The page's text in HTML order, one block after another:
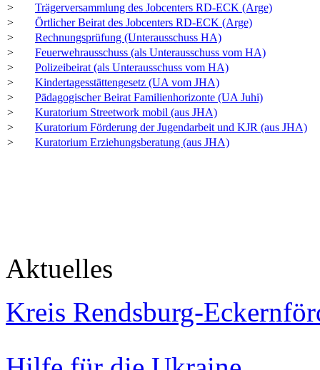
>
Trägerversammlung des Jobcenters RD-ECK (Arge)
>
Örtlicher Beirat des Jobcenters RD-ECK (Arge)
>
Rechnungsprüfung (Unterausschuss HA)
>
Feuerwehrausschuss (als Unterausschuss vom HA)
>
Polizeibeirat (als Unterausschuss vom HA)
>
Kindertagesstättengesetz (UA vom JHA)
>
Pädagogischer Beirat Familienhorizonte (UA Juhi)
>
Kuratorium Streetwork mobil (aus JHA)
>
Kuratorium Förderung der Jugendarbeit und KJR (aus JHA)
>
Kuratorium Erziehungsberatung (aus JHA)
Aktuelles
Kreis Rendsburg-